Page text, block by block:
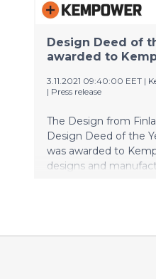
Design Deed of
awarded to
3.11.2021 09:40:00 EET |
| Press release
The Design from
Design Deed of the
was awarded to
designs and
design plays an